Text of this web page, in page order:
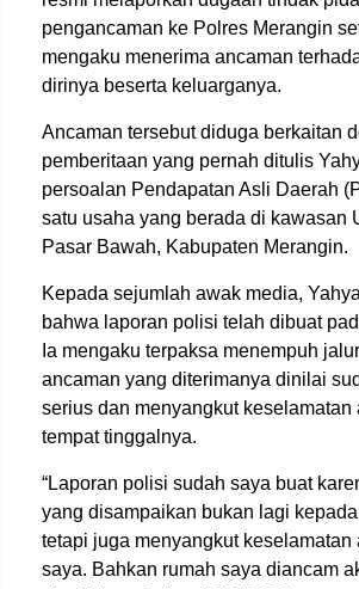
pengancaman ke Polres Merangin
mengaku menerima ancaman
dirinya beserta keluarganya.
Ancaman tersebut diduga berkaitan
pemberitaan yang pernah ditulis
persoalan Pendapatan Asli Daerah
satu usaha yang berada di kawasan
Pasar Bawah, Kabupaten Merangin.
Kepada sejumlah awak media,
bahwa laporan polisi telah dibuat
Ia mengaku terpaksa menempuh
ancaman yang diterimanya dinilai
serius dan menyangkut keselamatan
tempat tinggalnya.
“Laporan polisi sudah saya buat
yang disampaikan bukan lagi
tetapi juga menyangkut keselamatan
saya. Bahkan rumah saya diancam